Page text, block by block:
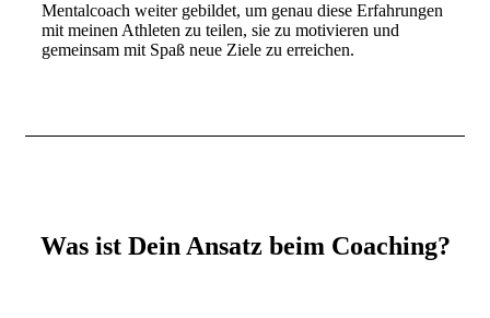
Mentalcoach weiter gebildet, um genau diese Erfahrungen
mit meinen Athleten zu teilen, sie zu motivieren und
gemeinsam mit Spaß neue Ziele zu erreichen.
Was ist Dein Ansatz beim Coaching?